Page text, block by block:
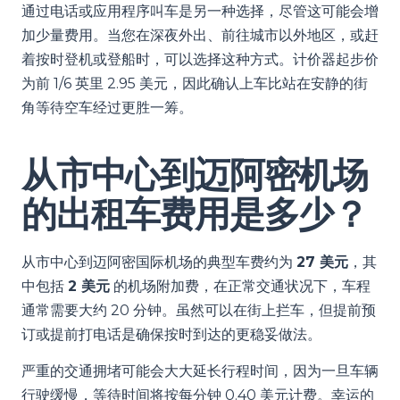
通过电话或应用程序叫车是另一种选择，尽管这可能会增
加少量费用。当您在深夜外出、前往城市以外地区，或赶
着按时登机或登船时，可以选择这种方式。计价器起步价
为前 1/6 英里 2.95 美元，因此确认上车比站在安静的街
角等待空车经过更胜一筹。
从市中心到迈阿密机场
的出租车费用是多少？
从市中心到迈阿密国际机场的典型车费约为 27 美元 ，其
中包括 2 美元 的机场附加费，在正常交通状况下，车程
通常需要大约 20 分钟。虽然可以在街上拦车，但提前预
订或提前打电话是确保按时到达的更稳妥做法。
严重的交通拥堵可能会大大延长行程时间，因为一旦车辆
行驶缓慢，等待时间将按每分钟 0.40 美元计费。幸运的